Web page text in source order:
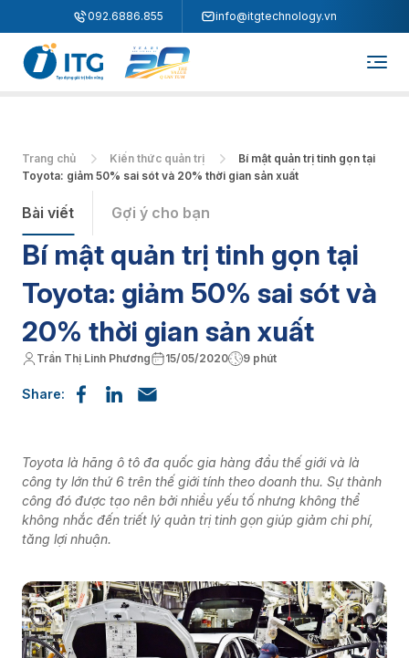
092.6886.855 info@itgtechnology.vn
Trang chủ Kiến thức quản trị
Bí mật quản trị tinh gọn tại
Toyota: giảm 50% sai sót và 20% thời gian sản xuất
Bài viết Gợi ý cho bạn
Bí mật quản trị tinh gọn tại
Toyota: giảm 50% sai sót và
20% thời gian sản xuất
Trần Thị Linh Phương 15/05/2020 9 phút
Share:
Toyota là hãng ô tô đa quốc gia hàng đầu thế giới và là
công ty lớn thứ 6 trên thế giới tính theo doanh thu. Sự thành
công đó được tạo nên bởi nhiều yếu tố nhưng không thể
không nhắc đến triết lý quản trị tinh gọn giúp giảm chi phí,
tăng lợi nhuận.